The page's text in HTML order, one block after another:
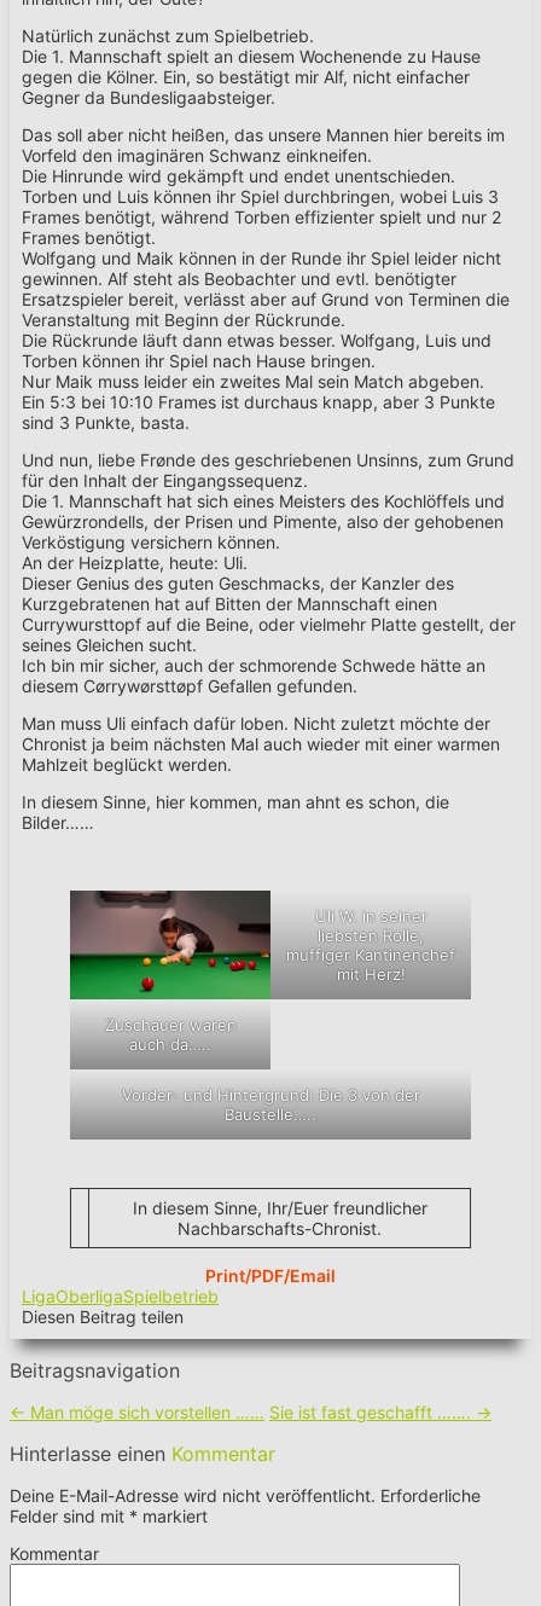
Natürlich zunächst zum Spielbetrieb.
Die 1. Mannschaft spielt an diesem Wochenende zu Hause
gegen die Kölner. Ein, so bestätigt mir Alf, nicht einfacher
Gegner da Bundesligaabsteiger.
Das soll aber nicht heißen, das unsere Mannen hier bereits im
Vorfeld den imaginären Schwanz einkneifen.
Die Hinrunde wird gekämpft und endet unentschieden.
Torben und Luis können ihr Spiel durchbringen, wobei Luis 3
Frames benötigt, während Torben effizienter spielt und nur 2
Frames benötigt.
Wolfgang und Maik können in der Runde ihr Spiel leider nicht
gewinnen. Alf steht als Beobachter und evtl. benötigter
Ersatzspieler bereit, verlässt aber auf Grund von Terminen die
Veranstaltung mit Beginn der Rückrunde.
Die Rückrunde läuft dann etwas besser. Wolfgang, Luis und
Torben können ihr Spiel nach Hause bringen.
Nur Maik muss leider ein zweites Mal sein Match abgeben.
Ein 5:3 bei 10:10 Frames ist durchaus knapp, aber 3 Punkte
sind 3 Punkte, basta.
Und nun, liebe Frønde des geschriebenen Unsinns, zum Grund
für den Inhalt der Eingangssequenz.
Die 1. Mannschaft hat sich eines Meisters des Kochlöffels und
Gewürzrondells, der Prisen und Pimente, also der gehobenen
Verköstigung versichern können.
An der Heizplatte, heute: Uli.
Dieser Genius des guten Geschmacks, der Kanzler des
Kurzgebratenen hat auf Bitten der Mannschaft einen
Currywursttopf auf die Beine, oder vielmehr Platte gestellt, der
seines Gleichen sucht.
Ich bin mir sicher, auch der schmorende Schwede hätte an
diesem Cørrywørsttøpf Gefallen gefunden.
Man muss Uli einfach dafür loben. Nicht zuletzt möchte der
Chronist ja beim nächsten Mal auch wieder mit einer warmen
Mahlzeit beglückt werden.
In diesem Sinne, hier kommen, man ahnt es schon, die
Bilder……
Uli W. in seiner
liebsten Rolle,
muffiger Kantinenchef
mit Herz!
Zuschauer waren
auch da…..
Vorder- und Hintergrund: Die 3 von der
Baustelle…..
In diesem Sinne, Ihr/Euer freundlicher
Nachbarschafts-Chronist.
Print/PDF/Email
LigaOberligaSpielbetrieb
Diesen Beitrag teilen
Beitragsnavigation
← Man möge sich vorstellen …… Sie ist fast geschafft ……. →
Hinterlasse einen Kommentar
Deine E-Mail-Adresse wird nicht veröffentlicht. Erforderliche
Felder sind mit * markiert
Kommentar